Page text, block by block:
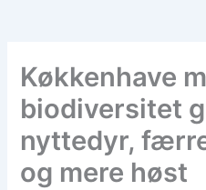
Køkkenhave
biodiversitet
nyttedyr,
og mere høst